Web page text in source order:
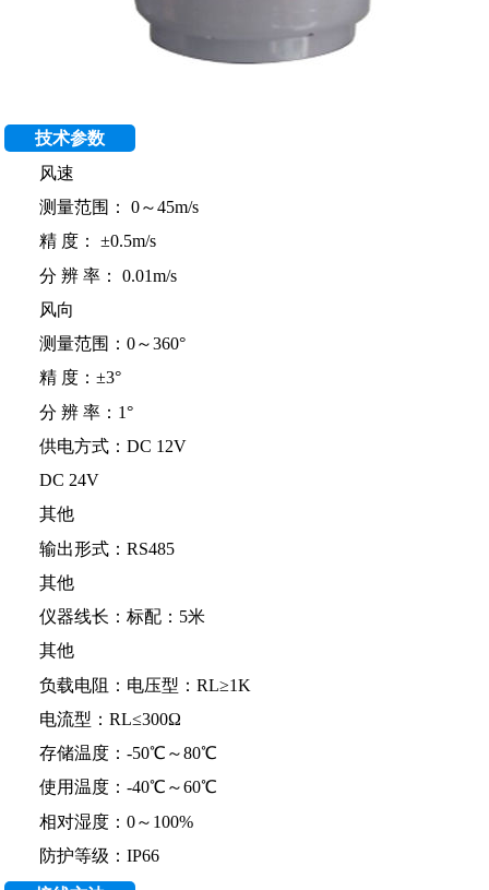
技术参数
风速
测量范围： 0～45m/s
精 度： ±0.5m/s
分 辨 率： 0.01m/s
风向
测量范围：0～360°
精 度：±3°
分 辨 率：1°
供电方式：DC 12V
DC 24V
其他
输出形式：RS485
其他
仪器线长：标配：5米
其他
负载电阻：电压型：RL≥1K
电流型：RL≤300Ω
存储温度：-50℃～80℃
使用温度：-40℃～60℃
相对湿度：0～100%
防护等级：IP66